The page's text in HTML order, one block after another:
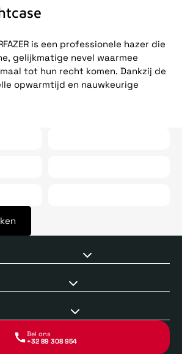
is een professionele hazer die
gelijkmatige nevel waarmee
tot hun recht komen. Dankzij de
opwarmtijd en nauwkeurige
dag verstuurd Echte winkel +35
Bel ons
+32 89 308 954